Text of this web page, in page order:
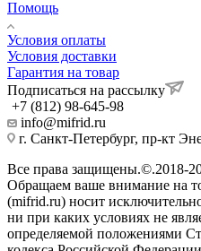
Помощь
Условия оплаты
Условия доставки
Гарантия на товар
Подписаться на рассылку
+7 (812) 98-645-98
info@mifrid.ru
г. Санкт-Петербург, пр-кт
Все права защищены.©.2018-
Обращаем ваше внимание на
(mifrid.ru) носит
ни при каких условиях не
определяемой положениями